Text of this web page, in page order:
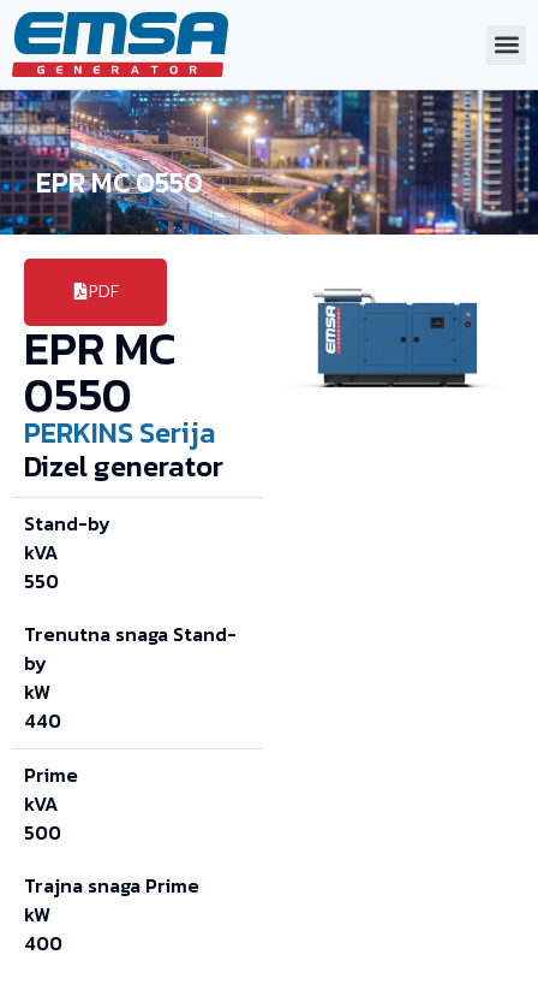
EPR MC 0550
PDF
EPR MC
0550
PERKINSSerija
Dizel generator
Stand-by
kVA
550
Trenutna snaga Stand-
by
kW
440
Prime
kVA
500
Trajna snaga Prime
kW
400